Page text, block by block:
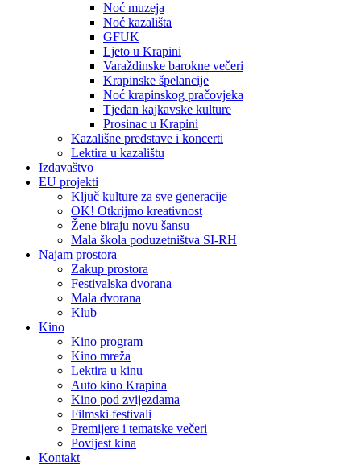
Noć muzeja
Noć kazališta
GFUK
Ljeto u Krapini
Varaždinske barokne večeri
Krapinske špelancije
Noć krapinskog pračovjeka
Tjedan kajkavske kulture
Prosinac u Krapini
Kazališne predstave i koncerti
Lektira u kazalištu
Izdavaštvo
EU projekti
Ključ kulture za sve generacije
OK! Otkrijmo kreativnost
Žene biraju novu šansu
Mala škola poduzetništva SI-RH
Najam prostora
Zakup prostora
Festivalska dvorana
Mala dvorana
Klub
Kino
Kino program
Kino mreža
Lektira u kinu
Auto kino Krapina
Kino pod zvijezdama
Filmski festivali
Premijere i tematske večeri
Povijest kina
Kontakt